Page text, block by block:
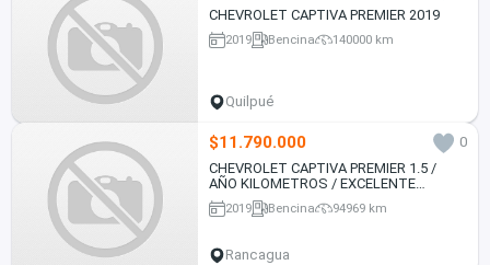
CHEVROLET CAPTIVA PREMIER 2019
2019 Bencina 140000 km
Quilpué
$11.790.000
0
CHEVROLET CAPTIVA PREMIER 1.5 /
AÑO KILOMETROS / EXCELENTE
ESTADO
2019 Bencina 94969 km
Rancagua